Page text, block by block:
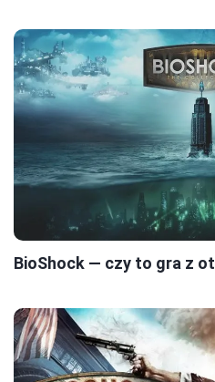
BioShock — czy to gra z